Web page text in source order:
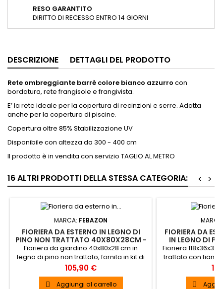
RESO GARANTITO
DIRITTO DI RECESSO ENTRO 14 GIORNI
DESCRIZIONE DETTAGLI DEL PRODOTTO
Rete ombreggiante barrè colore bianco azzurro con
bordatura, rete frangisole e frangivista.
E’ la rete ideale per la copertura di recinzioni e serre. Adatta
anche per la copertura di piscine.
Copertura oltre 85% Stabilizzazione UV
Disponibile con altezza da 300 - 400 cm
Il prodotto è in vendita con servizio TAGLIO AL METRO
16 ALTRI PRODOTTI DELLA STESSA CATEGORIA: >
<
MARCA: FEBAZON
FIORIERA DA ESTERNO IN LEGNO DI
PINO NON TRATTATO 40X80X28CM -
BUCANEVE
Fioriera da giardino 40x80x28 cm in
legno di pino non trattato, fornita in kit di
montaggio. CONSEGNA GRATUITA IN 8/12
GIORNI
Prezzo
105,90 €
 Aggiungi al carrello
FIORIERA DA
IN LEGNO DI
CON
Fioriera
trattato con
Girasole.
